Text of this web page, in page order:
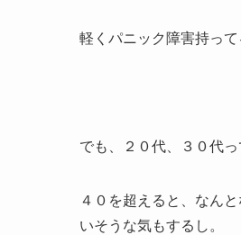
軽くパニック障害持っ
でも、２０代、３０代
４０を超えると、なん
いそうな気もするし。